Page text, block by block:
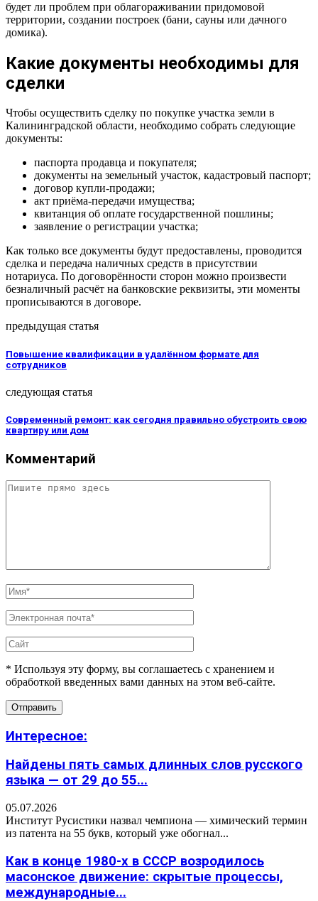
будет ли проблем при облагораживании придомовой
территории, создании построек (бани, сауны или дачного
домика).
Какие документы необходимы для
сделки
Чтобы осуществить сделку по покупке участка земли в
Калининградской области, необходимо собрать следующие
документы:
паспорта продавца и покупателя;
документы на земельный участок, кадастровый паспорт;
договор купли-продажи;
акт приёма-передачи имущества;
квитанция об оплате государственной пошлины;
заявление о регистрации участка;
Как только все документы будут предоставлены, проводится
сделка и передача наличных средств в присутствии
нотариуса. По договорённости сторон можно произвести
безналичный расчёт на банковские реквизиты, эти моменты
прописываются в договоре.
предыдущая статья
Повышение квалификации в удалённом формате для
сотрудников
следующая статья
Современный ремонт: как сегодня правильно обустроить свою
квартиру или дом
Комментарий
* Используя эту форму, вы соглашаетесь с хранением и
обработкой введенных вами данных на этом веб-сайте.
Интересное:
Найдены пять самых длинных слов русского
языка — от 29 до 55...
05.07.2026
Институт Русистики назвал чемпиона — химический термин
из патента на 55 букв, который уже обогнал...
Как в конце 1980-х в СССР возродилось
масонское движение: скрытые процессы,
международные...